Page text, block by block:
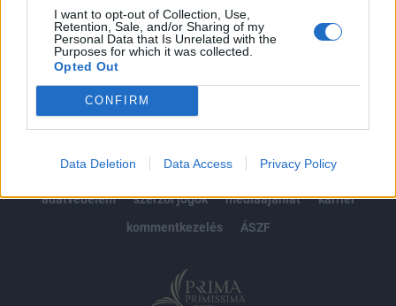
I want to opt-out of Collection, Use,
Retention, Sale, and/or Sharing of my
Personal Data that Is Unrelated with the
Purposes for which it was collected.
Opted Out
CONFIRM
Data Deletion Data Access Privacy Policy
impresszum
jogi nyilatkozat
süti beállítások
adatvédelem
szerzői jogok médiaajánlat
karrier
kommentkezelés
ÁSZF